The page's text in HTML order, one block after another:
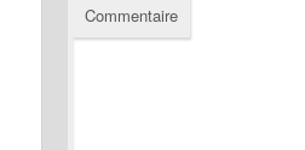
Commentaire